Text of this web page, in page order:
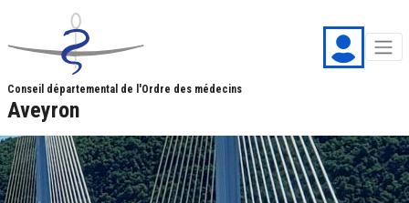
Aller au contenu principal
Conseil départemental de l'Ordre des médecins
Aveyron
Panneau de gestion des cookies